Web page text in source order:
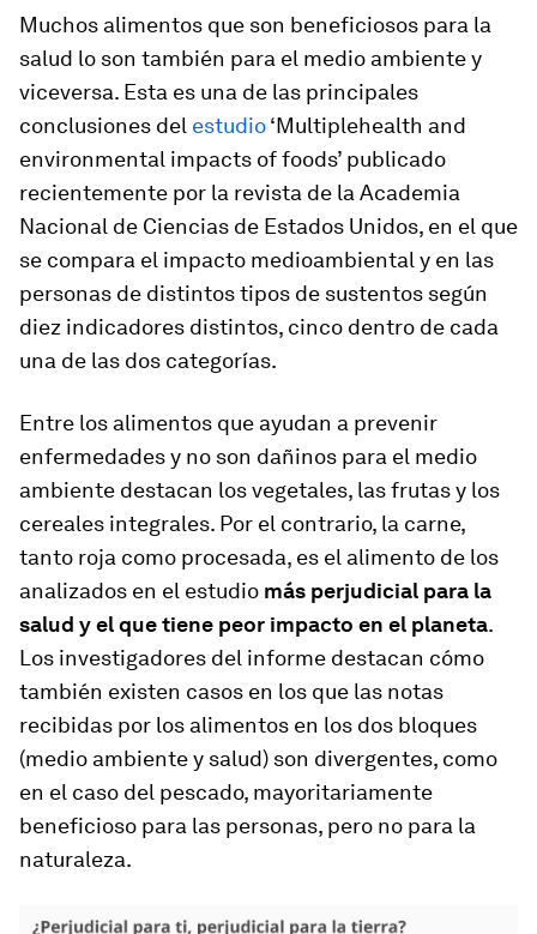
Muchos alimentos que son beneficiosos para la
salud lo son también para el medio ambiente y
viceversa. Esta es una de las principales
conclusiones del estudio‘Multiplehealth and
environmental impacts of foods’ publicado
recientemente por la revista de la Academia
Nacional de Ciencias de Estados Unidos, en el que
se compara el impacto medioambiental y en las
personas de distintos tipos de sustentos según
diez indicadores distintos, cinco dentro de cada
una de las dos categorías.
Entre los alimentos que ayudan a prevenir
enfermedades y no son dañinos para el medio
ambiente destacan los vegetales, las frutas y los
cereales integrales. Por el contrario, la carne,
tanto roja como procesada, es el alimento de los
analizados en el estudio más perjudicial para la
salud y el que tiene peor impacto en el planeta.
Los investigadores del informe destacan cómo
también existen casos en los que las notas
recibidas por los alimentos en los dos bloques
(medio ambiente y salud) son divergentes, como
en el caso del pescado, mayoritariamente
beneficioso para las personas, pero no para la
naturaleza.